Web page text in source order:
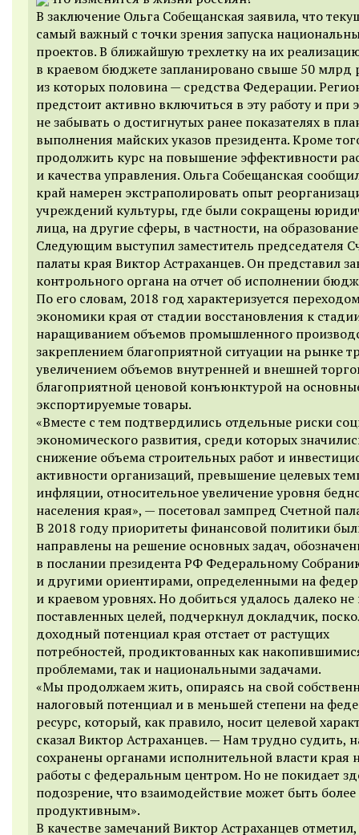
В заключение Ольга Собещанская заявила, что
самый важный с точки зрения запуска
проектов. В ближайшую трехлетку на их
в краевом бюджете запланировано свыше 50 млрд
из которых половина — средства Федерации.
предстоит активно включиться в эту работу и при
не забывать о достигнутых ранее показателях в
выполнения майских указов президента. Кроме
продолжить курс на повышение эффективности
и качества управления. Ольга Собещанская
край намерен экстраполировать опыт
учреждений культуры, где были сокращены
лица, на другие сферы, в частности, на
Следующим выступил заместитель председателя
палаты края Виктор Астраханцев. Он представил
контрольного органа на отчет об исполнении
По его словам, 2018 год характеризуется
экономики края от стадии восстановления к
наращиванием объемов промышленного
закреплением благоприятной ситуации на рынке
увеличением объемов внутренней и внешней
благоприятной ценовой конъюнктурой на
экспортируемые товары.
«Вместе с тем подтвердились отдельные риски
экономического развития, среди которых
снижение объема строительных работ и
активности организаций, превышение целевых
инфляции, относительное увеличение уровня
населения края», — посетовал зампред Счетной
В 2018 году приоритеты финансовой политики
направлены на решение основных задач,
в послании президента РФ Федеральному
и другими ориентирами, определенными на
и краевом уровнях. Но добиться удалось далеко не
поставленных целей, подчеркнул докладчик,
доходный потенциал края отстает от растущих
потребностей, продиктованных как
проблемами, так и национальными задачами.
«Мы продолжаем жить, опираясь на свой
налоговый потенциал и в меньшей степени на
ресурс, который, как правило, носит целевой
сказал Виктор Астраханцев. — Нам трудно судить,
сохранены органами исполнительной власти края
работы с федеральным центром. Но не покидает
подозрение, что взаимодействие может быть более
продуктивным».
В качестве замечаний Виктор Астраханцев